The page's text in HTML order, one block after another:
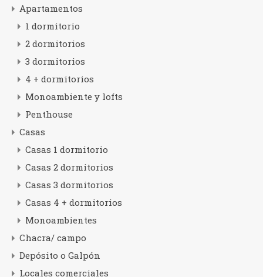
Apartamentos
1 dormitorio
2 dormitorios
3 dormitorios
4 + dormitorios
Monoambiente y lofts
Penthouse
Casas
Casas 1 dormitorio
Casas 2 dormitorios
Casas 3 dormitorios
Casas 4 + dormitorios
Monoambientes
Chacra/ campo
Depósito o Galpón
Locales comerciales